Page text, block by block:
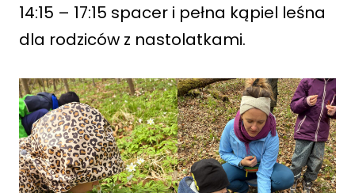
14:15 – 17:15 spacer i pełna kąpiel leśna
dla rodziców z nastolatkami.